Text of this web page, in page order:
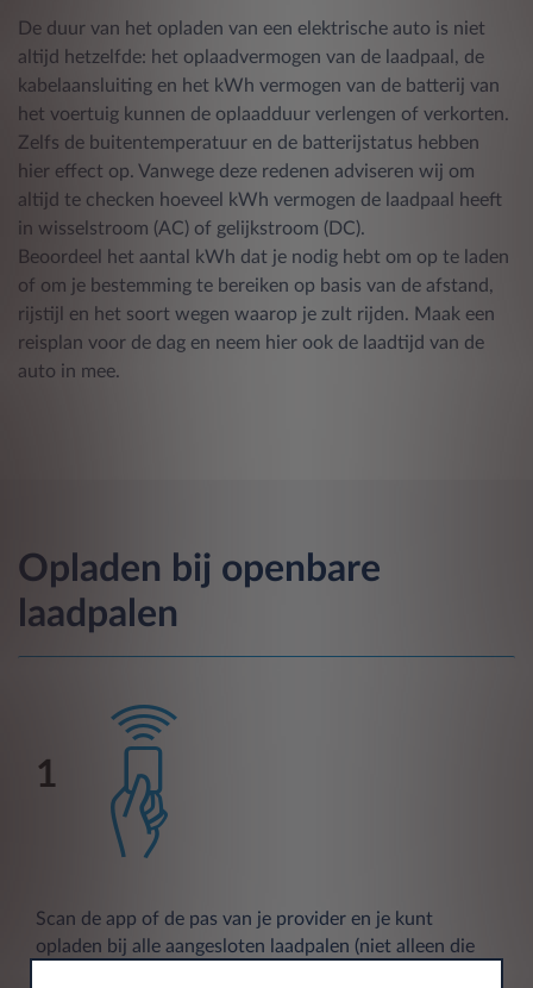
De duur van het opladen van een elektrische auto is niet
altijd hetzelfde: het oplaadvermogen van de laadpaal, de
kabelaansluiting en het kWh vermogen van de batterij van
het voertuig kunnen de oplaadduur verlengen of verkorten.
Zelfs de buitentemperatuur en de batterijstatus hebben
hier effect op. Vanwege deze redenen adviseren wij om
altijd te checken hoeveel kWh vermogen de laadpaal heeft
in wisselstroom (AC) of gelijkstroom (DC).
Beoordeel het aantal kWh dat je nodig hebt om op te laden
of om je bestemming te bereiken op basis van de afstand,
rijstijl en het soort wegen waarop je zult rijden. Maak een
reisplan voor de dag en neem hier ook de laadtijd van de
auto in mee.
Opladen bij openbare
laadpalen
1
Scan de app of de pas van je provider en je kunt
opladen bij alle aangesloten laadpalen (niet alleen die